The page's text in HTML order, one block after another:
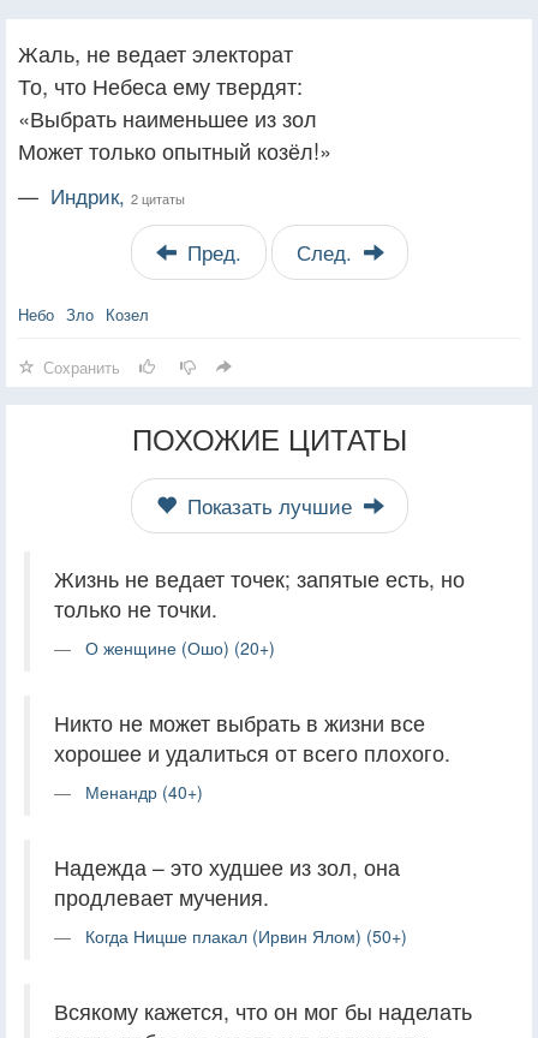
Жаль, не ведает электорат
То, что Небеса ему твердят:
«Выбрать наименьшее из зол
Может только опытный козёл!»
— Индрик, 2 цитаты
Пред. След.
Небо Зло Козел
Сохранить
ПОХОЖИЕ ЦИТАТЫ
Показать лучшие
Жизнь не ведает точек; запятые есть, но
только не точки.
О женщине (Ошо) (20+)
Никто не может выбрать в жизни все
хорошее и удалиться от всего плохого.
Менандр (40+)
Надежда – это худшее из зол, она
продлевает мучения.
Когда Ницше плакал (Ирвин Ялом) (50+)
Всякому кажется, что он мог бы наделать